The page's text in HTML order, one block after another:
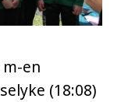
en
(18:08)